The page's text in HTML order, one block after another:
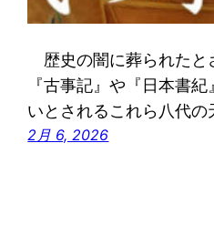
歴史の闇に葬られたと
『古事記』や『日本書
いとされるこれら八代
2月 6, 2026